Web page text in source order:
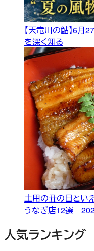
【天竜川の鮎】6月
を深く知る
土用の丑の日とい
うなぎ店12選
人気ランキング